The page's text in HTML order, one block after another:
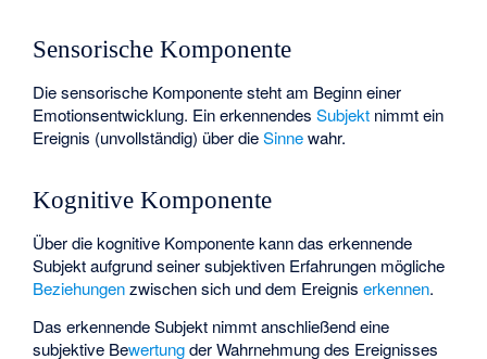
Sensorische Komponente
Die sensorische Komponente steht am Beginn einer
Emotionsentwicklung. Ein erkennendesSubjekt nimmt ein
Ereignis (unvollständig) über dieSinnewahr.
Kognitive Komponente
Über die kognitive Komponente kann das erkennende
Subjekt aufgrund seiner subjektiven Erfahrungen mögliche
Beziehungenzwischen sich und dem Ereigniserkennen.
Das erkennende Subjekt nimmt anschließend eine
subjektive Bewertungder Wahrnehmung des Ereignisses